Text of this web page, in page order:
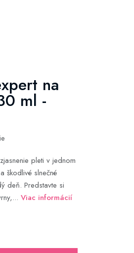
na
ml -
pleti v jednom
škodlivé slnečné
deň. Predstavte si
Viac informácií